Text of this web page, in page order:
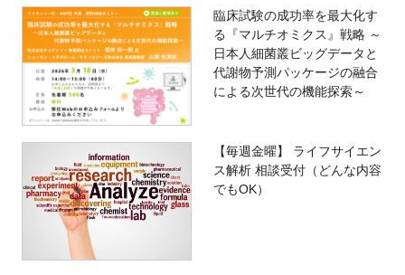
臨床試験の成功率を最大化す
る『マルチオミクス』戦略 ～
日本人細菌叢ビッグデータと
代謝物予測パッケージの融合
による次世代の機能探索～
【毎週金曜】 ライフサイエン
ス解析 相談受付（どんな内容
でもOK）